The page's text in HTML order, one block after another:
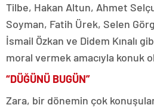
Tilbe, Hakan Altun, Ahmet
Soyman, Fatih Ürek, Selen
İsmail Özkan ve Didem Kınalı
moral vermek amacıyla konuk
“DÜĞÜNÜ BUGÜN”
Zara, bir dönemin çok